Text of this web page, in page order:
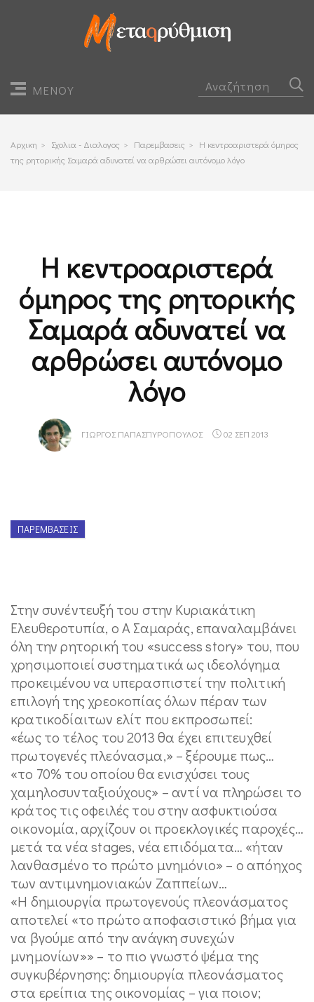
ΜΕΝΟΥ
Αρχικη > Σχολια - Διαλογος > Παρεμβασεις > Η κεντροαριστερά όμηρος
της ρητορικής Σαμαρά αδυνατεί να αρθρώσει αυτόνομο λόγο
Η κεντροαριστερά
όμηρος της ρητορικής
Σαμαρά αδυνατεί να
αρθρώσει αυτόνομο
λόγο
ΓΙΏΡΓΟΣ ΠΑΠΑΣΠΥΡΌΠΟΥΛΟΣ 02 ΣΕΠ 2013
ΠΑΡΕΜΒΆΣΕΙΣ
Στην συνέντευξή του στην Κυριακάτικη
Ελευθεροτυπία, ο Α Σαμαράς, επαναλαμβάνει
όλη την ρητορική του «success story» του, που
χρησιμοποιεί συστηματικά ως ιδεολόγημα
προκειμένου να υπερασπιστεί την πολιτική
επιλογή της χρεοκοπίας όλων πέραν των
κρατικοδίαιτων ελίτ που εκπροσωπεί:
«έως το τέλος του 2013 θα έχει επιτευχθεί
πρωτογενές πλεόνασμα,» – ξέρουμε πως…
«το 70% του οποίου θα ενισχύσει τους
χαμηλοσυνταξιούχους» – αντί να πληρώσει το
κράτος τις οφειλές του στην ασφυκτιούσα
οικονομία, αρχίζουν οι προεκλογικές παροχές…
μετά τα νέα stages, νέα επιδόματα… «ήταν
λανθασμένο το πρώτο μνημόνιο» – ο απόηχος
των αντιμνημονιακών Ζαππείων…
«Η δημιουργία πρωτογενούς πλεονάσματος
αποτελεί «το πρώτο αποφασιστικό βήμα για
να βγούμε από την ανάγκη συνεχών
μνημονίων»» – το πιο γνωστό ψέμα της
συγκυβέρνησης: δημιουργία πλεονάσματος
στα ερείπια της οικονομίας – για ποιον;